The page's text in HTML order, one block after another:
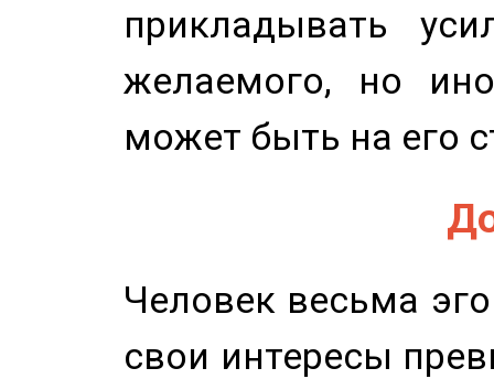
прикладывать
желаемого, но
может быть на его
Человек весьма
свои интересы